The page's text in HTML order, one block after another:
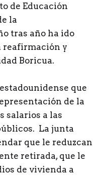
de Educación
la
tras año ha ido
reafirmación y
Boricua.
que
de la
salarios a las
La junta
que le reduzcan
retirada, que le
de vivienda a